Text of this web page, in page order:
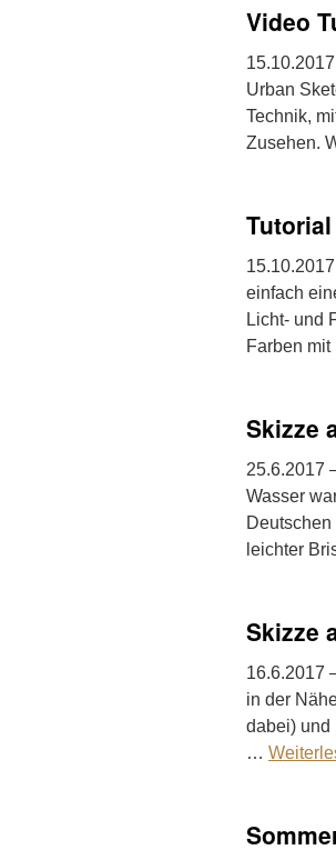
Video
Urban
Technik,
Zusehen.
einfach
Licht- und
Farben
Skizze
25.6.2017
Wasser
leichter
Skizze
16.6.2017
in der
dabei) und
…